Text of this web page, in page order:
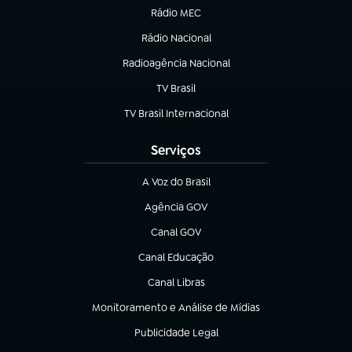
Rádio MEC
(abre em nova aba)
Rádio Nacional
Radioagência Nacional
(abre em nova aba)
TV Brasil
(abre em nova aba)
TV Brasil Internacional
(abre em nova aba)
Serviços
A Voz do Brasil
(abre em nova aba)
Agência GOV
(abre em nova aba)
Canal GOV
(abre em nova aba)
Canal Educação
(abre em nova aba)
Canal Libras
(abre em nova aba)
Monitoramento e Análise de Mídias
(abre em nova aba)
Publicidade Legal
(abre em nova aba)